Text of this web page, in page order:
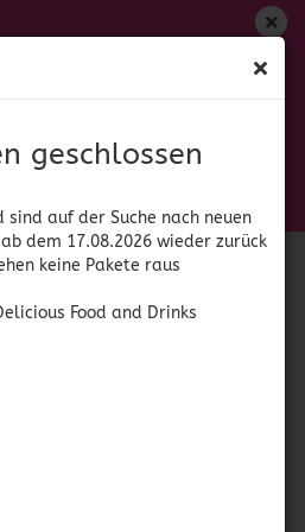
geschlossen
sind auf der Suche nach neuen
dem 17.08.2026 wieder zurück
keine Pakete raus
Food and Drinks
keine Pakete raus
Food and Drinks